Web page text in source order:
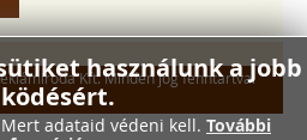
használunk a jobb
adataid védeni kell. További
Kft. Minden jog fenntartva.